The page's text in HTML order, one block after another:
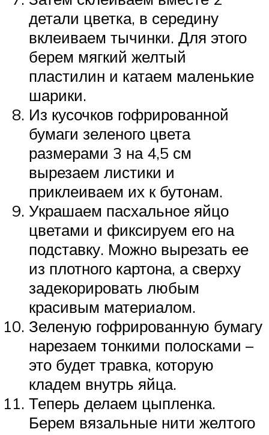
детали цветка, в середину
вклеиваем тычинки. Для этого
берем мягкий желтый
пластилин и катаем маленькие
шарики.
Из кусочков гофрированной
бумаги зеленого цвета
размерами 3 на 4,5 см
вырезаем листики и
приклеиваем их к бутонам.
Украшаем пасхальное яйцо
цветами и фиксируем его на
подставку. Можно вырезать ее
из плотного картона, а сверху
задекорировать любым
красивым материалом.
Зеленую гофрированную бумагу
нарезаем тонкими полосками –
это будет травка, которую
кладем внутрь яйца.
Теперь делаем цыпленка.
Берем вязальные нити желтого